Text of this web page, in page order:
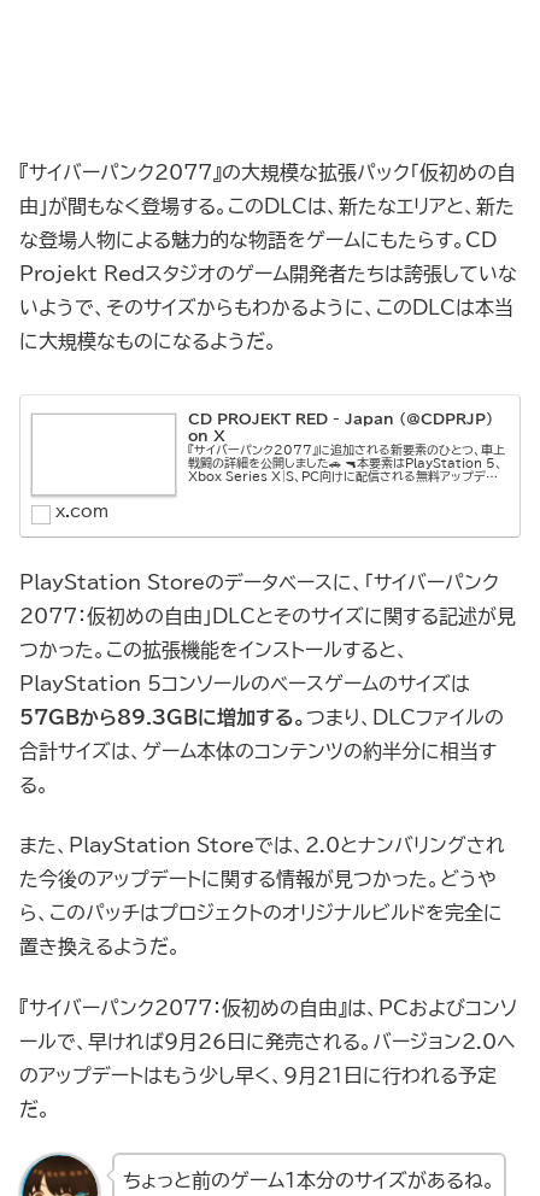
『サイバーパンク2077』の大規模な拡張パック「仮初めの自
由」が間もなく登場する。このDLCは、新たなエリアと、新た
な登場人物による魅力的な物語をゲームにもたらす。CD
Projekt Redスタジオのゲーム開発者たちは誇張していな
いようで、そのサイズからもわかるように、このDLCは本当
に大規模なものになるようだ。
CD PROJEKT RED - Japan (@CDPRJP)
on X
『サイバーパンク2077』に追加される新要素のひとつ、車上
戦闘の詳細を公開しました🚗 🔫本要素はPlayStation 5、
Xbox Series X|S、PC向けに配信される無料アップデート
x.com
PlayStation Storeのデータベースに、「サイバーパンク
2077：仮初めの自由」DLCとそのサイズに関する記述が見
つかった。この拡張機能をインストールすると、
PlayStation 5コンソールのベースゲームのサイズは
57GBから89.3GBに増加する。 つまり、DLCファイルの
合計サイズは、ゲーム本体のコンテンツの約半分に相当す
る。
また、PlayStation Storeでは、2.0とナンバリングされ
た今後のアップデートに関する情報が見つかった。どうや
ら、このパッチはプロジェクトのオリジナルビルドを完全に
置き換えるようだ。
『サイバーパンク2077：仮初めの自由』は、PCおよびコンソ
ールで、早ければ9月26日に発売される。バージョン2.0へ
のアップデートはもう少し早く、9月21日に行われる予定
だ。
ちょっと前のゲーム1本分のサイズがあるね。